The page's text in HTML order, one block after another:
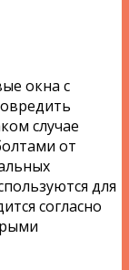
окна с
случае
от
для
согласно